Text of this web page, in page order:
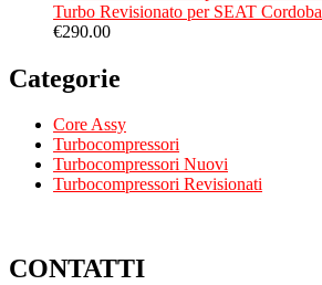
Turbo Revisionato per SEAT
€290.00
Categorie
Core Assy
Turbocompressori
Turbocompressori Nuovi
Turbocompressori Revisionati
CONTATTI